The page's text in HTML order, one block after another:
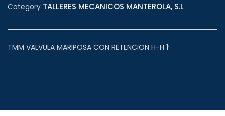
Category TALLERES MECANICOS MANTEROLA, S.L
TMM VALVULA MARIPOSA CON RETENCION H-H 1′